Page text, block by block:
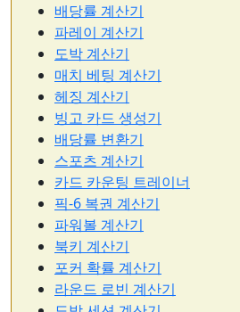
배당률 계산기
파레이 계산기
도박 계산기
매치 베팅 계산기
헤징 계산기
빙고 카드 생성기
배당률 변환기
스포츠 계산기
카드 카운팅 트레이너
픽-6 복권 계산기
파워볼 계산기
북키 계산기
포커 확률 계산기
라운드 로빈 계산기